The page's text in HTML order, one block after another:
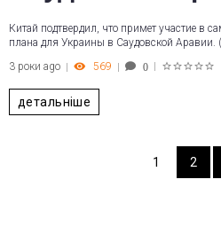
Китай подтвердил, что примет участие в
плана для Украины в Саудовской Аравии.
3 роки ago
569 0
детальніше
1 2